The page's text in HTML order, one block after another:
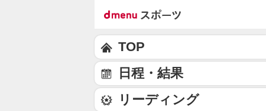
TOP
日程・結果
リーディング